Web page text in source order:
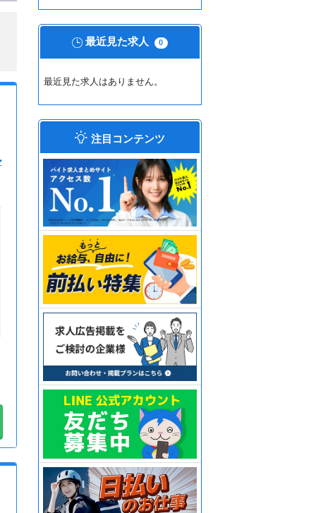
最近見た求人 0
最近見た求人はありません。
注目コンテンツ